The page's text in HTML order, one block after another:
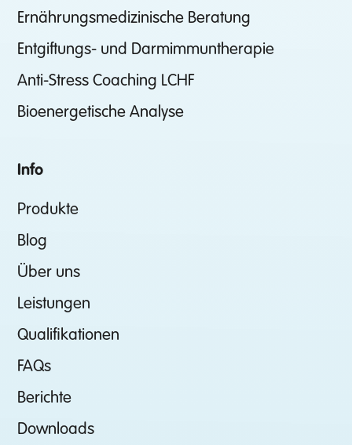
Ernährungsmedizinische Beratung
Entgiftungs- und Darmimmuntherapie
Anti-Stress Coaching LCHF
Bioenergetische Analyse
Info
Produkte
Blog
Über uns
Leistungen
Qualifikationen
FAQs
Berichte
Downloads